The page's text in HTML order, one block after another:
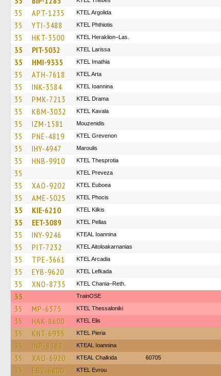
35 APT-1235 KTEL Argolida
35 YTI-3488 ΚΤΕL Phthiotis
35 HKT-3500 KTEL Heraklion–Las.
35 PIT-5032 KTEL Larissa
35 HMI-9335 KTEL Imathia
35 ATH-7618 KTEL Arta
35 INK-3584 KTEL Ioannina
35 PMK-7213 KTEL Drama
35 KBM-3032 KTEL Kavala
35 IZM-1581 Mouzenidis
35 PNE-4819 ΚΤΕL Grevenon
35 IHY-4947 Maroulis
35 HNB-9910 KTEL Thesprotia
35 KTEL Preveza
35 XAO-9202 ΚΤΕL Euboea
35 AME-5025 ΚΤΕL Phocis
35 KIE-6210 KTEL Kilkis
35 EET-3089 KTEL Pellas
35 INY-9246 KTEAL Ioannina
35 PIT-7232 KTEL Aitoloakarnanias
35 TPE-3661 KTEL Arcadia
35 EYB-9620 KTEL Lefkada
35 XNO-8735 KTEL Chania–Reth.
35 TrainΟSE
35 MP-6375 KTEL Thessaloniki
35 HAK-8600 KTEL Elis
35 KNT-6935 KTEL Pieria
35 INP-8383 KTEAL Ioannina
35 XAO-6920 KTEAL Chalkida 60705
35 EBZ-6800 KTEL Evrou